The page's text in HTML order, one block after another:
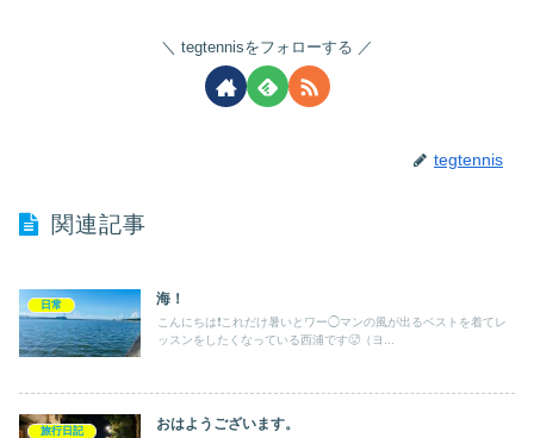
tegtennisをフォローする
tegtennis
関連記事
日常 海！
こんにちは❗️これだけ暑いとワー◯マンの風が出るベストを着てレ
ッスンをしたくなっている西浦です🥵（ヨ...
旅行日記 おはようございます。